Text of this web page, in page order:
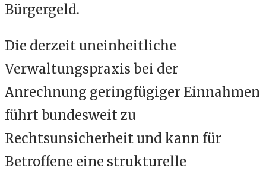
Bürgergeld.
Die derzeit uneinheitliche
Verwaltungspraxis bei der
Anrechnung geringfügiger Einnahmen
führt bundesweit zu
Rechtsunsicherheit und kann für
Betroffene eine strukturelle